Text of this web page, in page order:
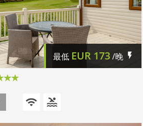
最低 EUR 173/晚